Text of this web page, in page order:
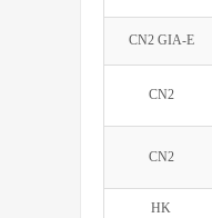
CN2 GIA-E
CN2
CN2
HK